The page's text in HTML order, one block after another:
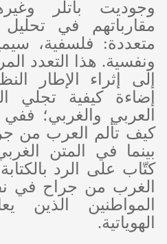
وجوديت باتلر
مقارباتهم في
متعددة: فلسفية،
ونفسية. هذا التعدد
إلى إثراء الإطار
إضاءة كيفية تجلي
العربي والغربي؛ ففي
كيف تألم العرب من
بينما في المتن
كتّاب على الرد
الغرب من جراح في
المواطنين الذين
الهوياتية.